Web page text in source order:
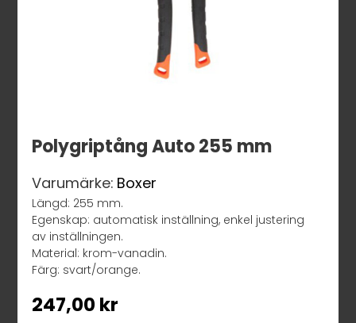
Polygriptång Auto 255 mm
Varumärke: Boxer
Längd: 255 mm.
Egenskap: automatisk inställning, enkel justering
av inställningen.
Material: krom-vanadin.
Färg: svart/orange.
247,00 kr